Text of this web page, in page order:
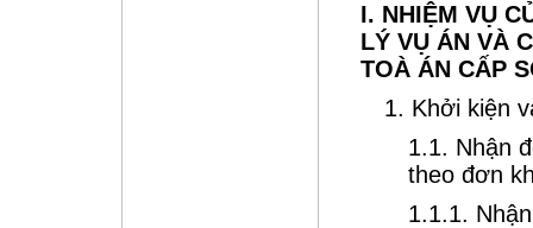
I. NHIỆM VỤ
LÝ VỤ ÁN VÀ
TOÀ ÁN CẤP
1. Khởi kiện
1.1. Nhận
theo đơn
1.1.1.